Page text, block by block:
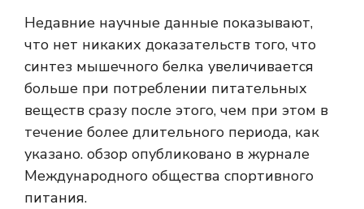
Недавние научные данные показывают,
что нет никаких доказательств того, что
синтез мышечного белка увеличивается
больше при потреблении питательных
веществ сразу после этого, чем при этом в
течение более длительного периода, как
указано. обзор опубликовано в журнале
Международного общества спортивного
питания.